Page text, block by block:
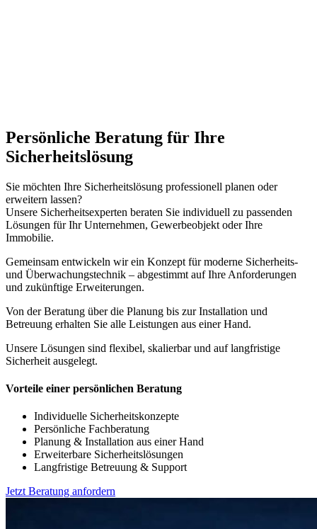
Persönliche Beratung für Ihre
Sicherheitslösung
Sie möchten Ihre Sicherheitslösung professionell planen oder
erweitern lassen?
Unsere Sicherheitsexperten beraten Sie individuell zu passenden
Lösungen für Ihr Unternehmen, Gewerbeobjekt oder Ihre
Immobilie.
Gemeinsam entwickeln wir ein Konzept für moderne Sicherheits-
und Überwachungstechnik – abgestimmt auf Ihre Anforderungen
und zukünftige Erweiterungen.
Von der Beratung über die Planung bis zur Installation und
Betreuung erhalten Sie alle Leistungen aus einer Hand.
Unsere Lösungen sind flexibel, skalierbar und auf langfristige
Sicherheit ausgelegt.
Vorteile einer persönlichen Beratung
Individuelle Sicherheitskonzepte
Persönliche Fachberatung
Planung & Installation aus einer Hand
Erweiterbare Sicherheitslösungen
Langfristige Betreuung & Support
Jetzt Beratung anfordern